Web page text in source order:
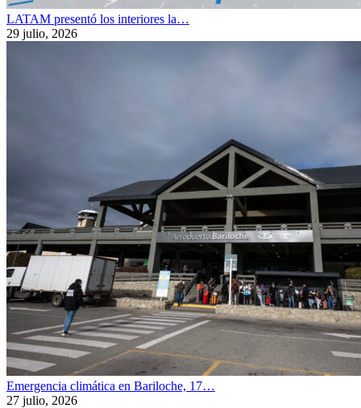
LATAM presentó los interiores la…
29 julio, 2026
Emergencia climática en Bariloche, 17…
27 julio, 2026